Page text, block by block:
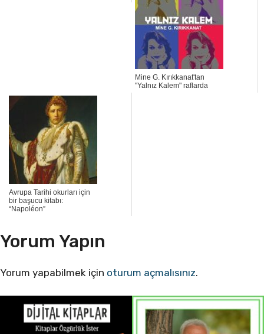
Mine G. Kırıkkanat'tan
"Yalnız Kalem" raflarda
Avrupa Tarihi okurları için
bir başucu kitabı:
“Napoléon”
Yorum Yapın
Yorum yapabilmek için oturum açmalısınız.